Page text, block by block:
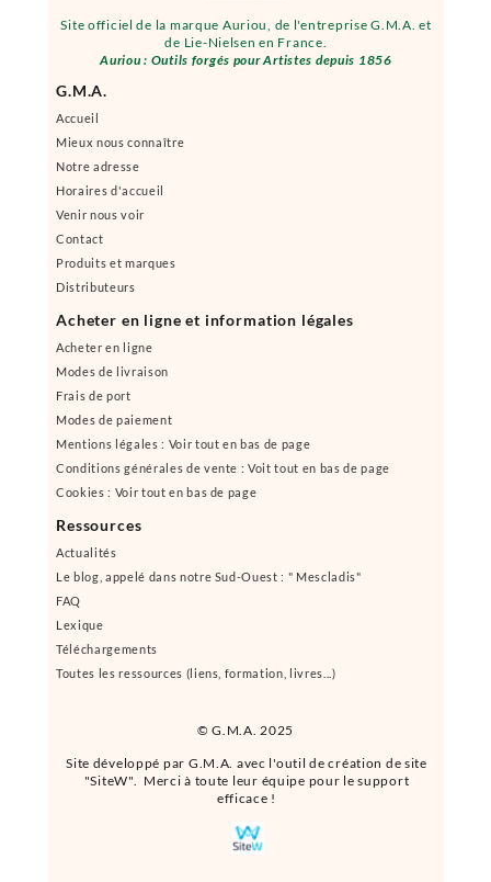
© G.M.A. 2025
Site officiel de la marque Auriou, de l'entreprise G.M.A. et
de Lie-Nielsen en France.
Auriou : Outils forgés pour Artistes depuis 1856
Site développé par G.M.A. avec l'outil de création de site
"SiteW". Merci à toute leur équipe pour le support
efficace !
G.M.A.
Accueil
Mieux nous connaître
Notre adresse
Horaires d'accueil
Venir nous voir
Contact
Produits et marques
Distributeurs
Acheter en ligne et information légales
Acheter en ligne
Modes de livraison
Frais de port
Modes de paiement
Mentions légales : Voir tout en bas de page
Conditions générales de vente : Voit tout en bas de page
Cookies : Voir tout en bas de page
Ressources
Actualités
Le blog, appelé dans notre Sud-Ouest : " Mescladis"
FAQ
Lexique
Téléchargements
Toutes les ressources (liens, formation, livres...)